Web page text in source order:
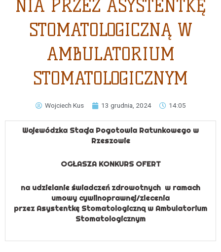
NIA PRZEZ ASYSTENTKĘ
STOMATOLOGICZNĄ W
AMBULATORIUM
STOMATOLOGICZNYM
Wojciech Kus 13 grudnia, 2024 14:05
Wojewódzka Stacja Pogotowia Ratunkowego w
Rzeszowie
OGŁASZA KONKURS OFERT
na udzielanie świadczeń zdrowotnych w ramach
umowy cywilnoprawnej/zlecenia
przez Asystentkę Stomatologiczną w Ambulatorium
Stomatologicznym